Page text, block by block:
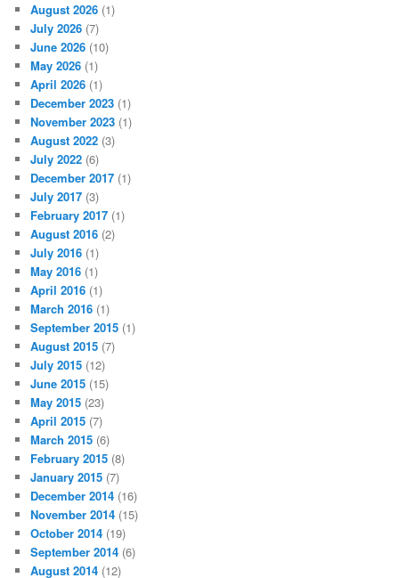
August 2026 (1)
July 2026 (7)
June 2026 (10)
May 2026 (1)
April 2026 (1)
December 2023 (1)
November 2023 (1)
August 2022 (3)
July 2022 (6)
December 2017 (1)
July 2017 (3)
February 2017 (1)
August 2016 (2)
July 2016 (1)
May 2016 (1)
April 2016 (1)
March 2016 (1)
September 2015 (1)
August 2015 (7)
July 2015 (12)
June 2015 (15)
May 2015 (23)
April 2015 (7)
March 2015 (6)
February 2015 (8)
January 2015 (7)
December 2014 (16)
November 2014 (15)
October 2014 (19)
September 2014 (6)
August 2014 (12)